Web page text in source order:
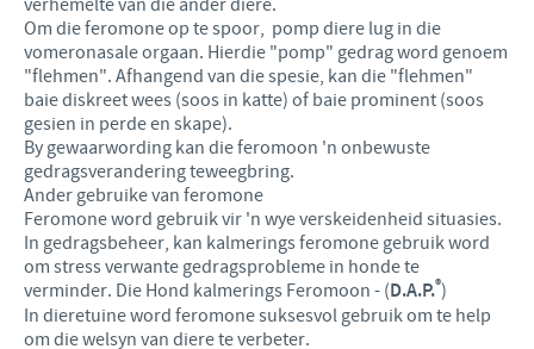
Om die feromone op te spoor, pomp diere lug in die
vomeronasale orgaan. Hierdie "pomp" gedrag word genoem
"flehmen". Afhangend van die spesie, kan die "flehmen"
baie diskreet wees (soos in katte) of baie prominent (soos
gesien in perde en skape).
By gewaarwording kan die feromoon 'n onbewuste
gedragsverandering teweegbring.
Ander gebruike van feromone
Feromone word gebruik vir 'n wye verskeidenheid situasies.
In gedragsbeheer, kan kalmerings feromone gebruik word
om stress verwante gedragsprobleme in honde te
verminder. Die Hond kalmerings Feromoon - (D.A.P.®)
In dieretuine word feromone suksesvol gebruik om te help
om die welsyn van diere te verbeter.